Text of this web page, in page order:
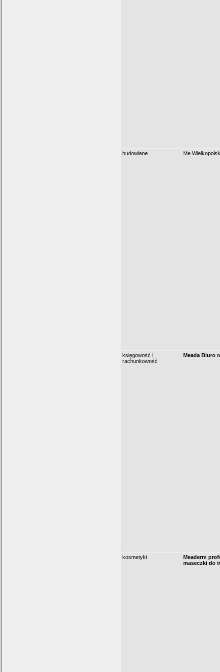
budowlane Me
księgowość i
rachunkowość
Meada Biuro
kosmetyki
Meaderm
maseczki do